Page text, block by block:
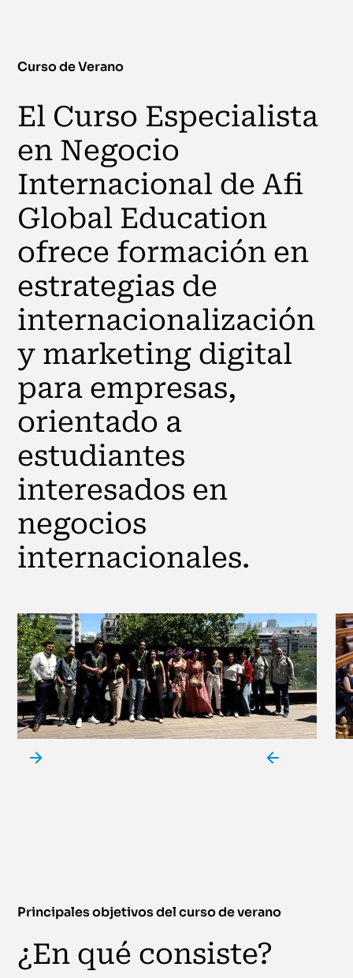
Curso de Verano
El Curso Especialista
en Negocio
Internacional de Afi
Global Education
ofrece formación en
estrategias de
internacionalización
y marketing digital
para empresas,
orientado a
estudiantes
interesados en
negocios
internacionales.
Principales objetivos del curso de verano
¿En qué consiste?